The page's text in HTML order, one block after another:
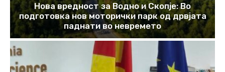
Нова вредност за Водно и Скопје: Во
подготовка нов моторички парк од дрвјата
паднати во невремето